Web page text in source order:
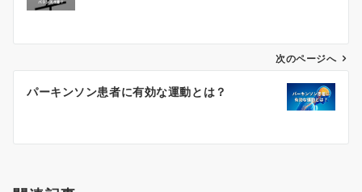
ビ
ン
次のページへ
パーキンソン患者に有効な運動とは？